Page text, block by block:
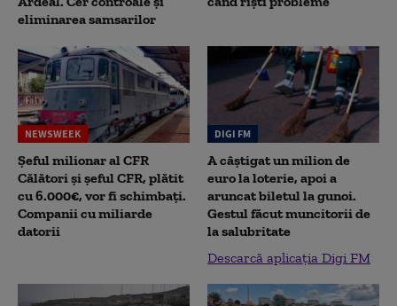
eliminarea samsarilor
NEWSWEEK
Șeful milionar al CFR
Călători și șeful CFR, plătit
cu 6.000€, vor fi schimbați.
Companii cu miliarde
datorii
DIGI FM
A câștigat un milion de
euro la loterie, apoi a
aruncat biletul la gunoi.
Gestul făcut muncitorii de
la salubritate
Descarcă aplicația Digi FM